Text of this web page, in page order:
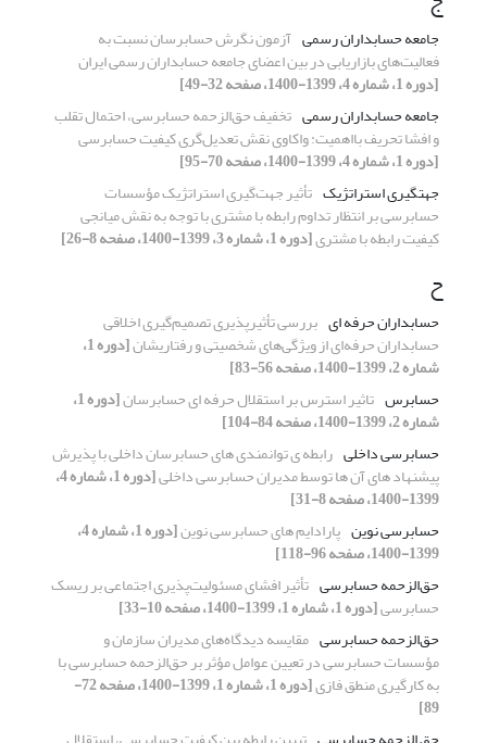
جامعه حسابداران رسمی آزمون نگرش حسابرسان نسبت به
فعالیت‌های بازاریابی در بین اعضای جامعه حسابداران رسمی ایران
[دوره 1، شماره 4، 1399-1400، صفحه 32-49]
جامعه حسابداران رسمی تخفیف حق‌الزحمه حسابرسی، احتمال تقلب
و افشا تحریف بااهمیت: واکاوی نقش تعدیل‌گری کیفیت حسابرسی
[دوره 1، شماره 4، 1399-1400، صفحه 70-95]
جهت‎گیری استراتژیک
تأثیر جهت‌گیری استراتژیک مؤسسات
حسابرسی بر انتظار تداوم رابطه با مشتری با توجه به نقش میانجی
کیفیت رابطه با مشتری[دوره 1، شماره 3، 1399-1400، صفحه 8-26]
ح
حسابداران حرفه ای بررسی تأثیرپذیری تصمیم‌گیری اخلاقی
حسابداران حرفه‌ای از ویژگی‌های شخصیتی و رفتاریشان [دوره 1،
شماره 2، 1399-1400، صفحه 56-83]
حسابرس تاثیر استرس بر استقلال حرفه ای حسابرسان [دوره 1،
شماره 2، 1399-1400، صفحه 84-104]
حسابرسی داخلی رابطه ی توانمندی های حسابرسان داخلی با پذیرش
پیشنهاد های آن ها توسط مدیران حسابرسی داخلی [دوره 1، شماره 4،
1399-1400، صفحه 8-31]
حسابرسی نوین پارادایم های حسابرسی نوین [دوره 1، شماره 4،
1399-1400، صفحه 96-118]
حق‌الزحمه حسابرسی تأثیر افشای مسئولیت‌پذیری اجتماعی بر ریسک
حسابرسی[دوره 1، شماره 1، 1399-1400، صفحه 10-33]
حق‌الزحمه حسابرسی مقایسه دیدگاه‌‏های مدیران سازمان و
مؤسسات حسابرسی در تعیین عوامل مؤثر بر حق‌الزحمه حسابرسی با
به کارگیری منطق فازی [دوره 1، شماره 1، 1399-1400، صفحه 72-
89]